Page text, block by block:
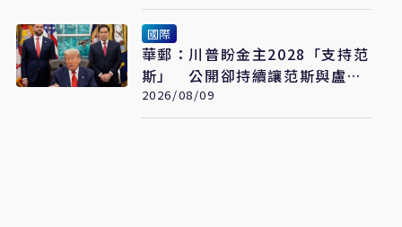
國際
華郵：川普盼金主2028「支持范
斯」 公開卻持續讓范斯與盧比
奧較勁接班
2026/08/09